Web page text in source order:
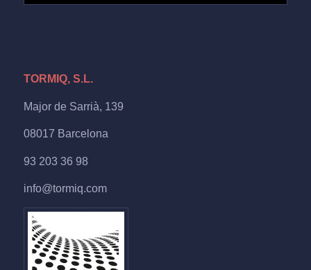
TORMIQ, S.L.
Major de Sarrià, 139
08017 Barcelona
93 203 36 98
info@tormiq.com